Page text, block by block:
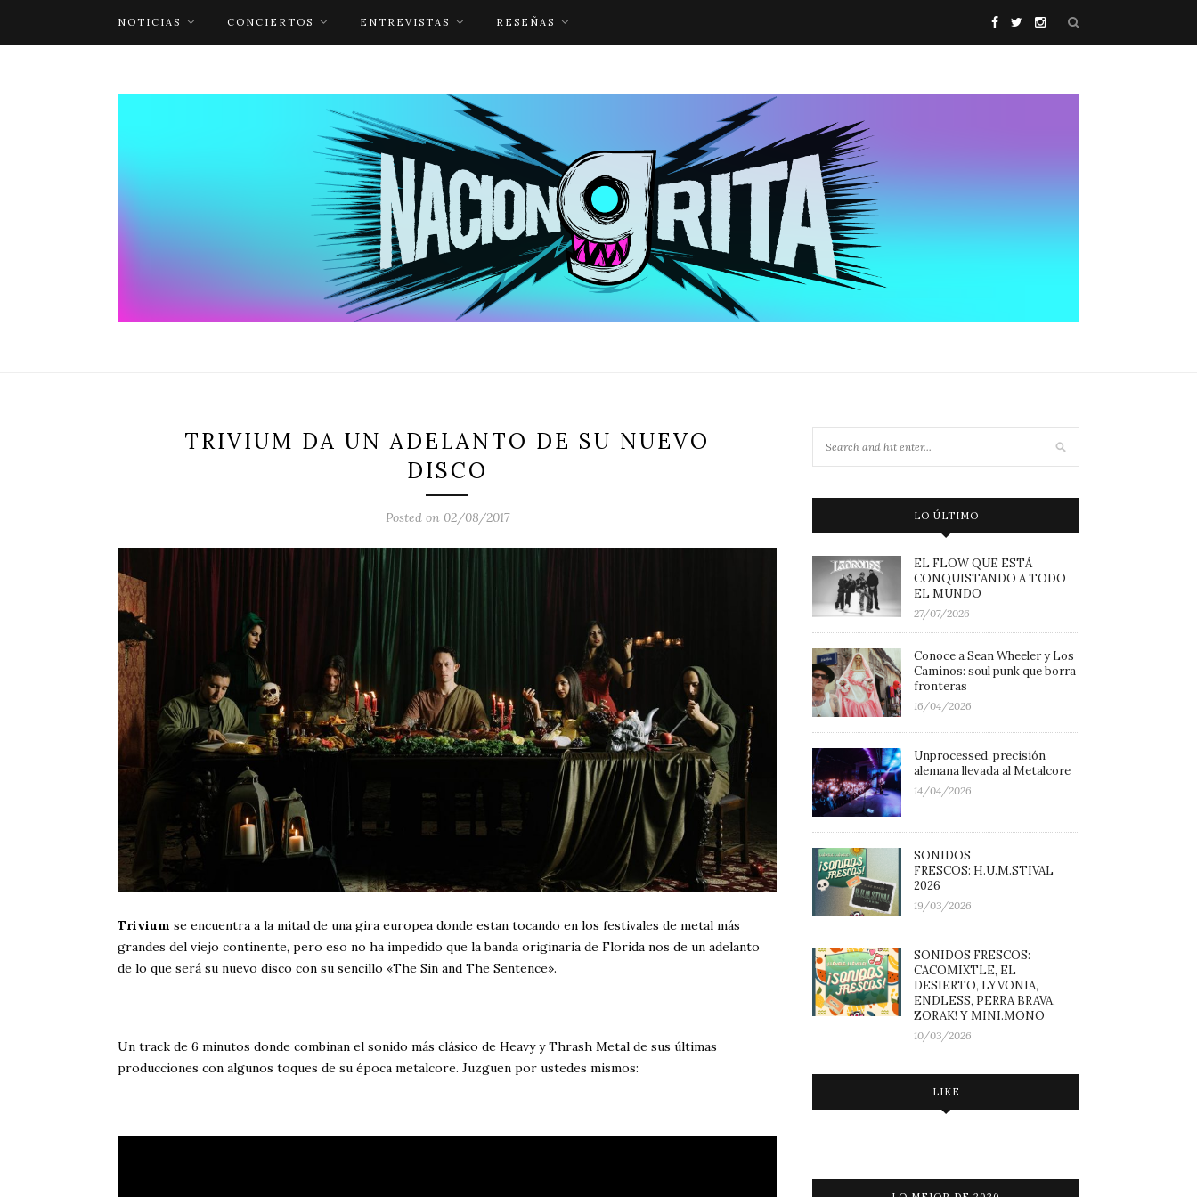
NOTICIAS CONCIERTOS ENTREVISTAS RESEÑAS
TRIVIUM DA UN ADELANTO DE SU NUEVO
DISCO
Posted on 02/08/2017
Trivium se encuentra a la mitad de una gira europea donde estan tocando en los festivales de metal más
grandes del viejo continente, pero eso no ha impedido que la banda originaria de Florida nos de un adelanto
de lo que será su nuevo disco con su sencillo «The Sin and The Sentence».
Un track de 6 minutos donde combinan el sonido más clásico de Heavy y Thrash Metal de sus últimas
producciones con algunos toques de su época metalcore. Juzguen por ustedes mismos:
LO ÚLTIMO
EL FLOW QUE ESTÁ
CONQUISTANDO A TODO
EL MUNDO
27/07/2026
Conoce a Sean Wheeler y Los
Caminos: soul punk que borra
fronteras
16/04/2026
Unprocessed, precisión
alemana llevada al Metalcore
14/04/2026
SONIDOS
FRESCOS: H.U.M.STIVAL
2026
19/03/2026
SONIDOS FRESCOS:
CACOMIXTLE, EL
DESIERTO, LYVONIA,
ENDLESS, PERRA BRAVA,
ZORAK! Y MINI.MONO
10/03/2026
LIKE